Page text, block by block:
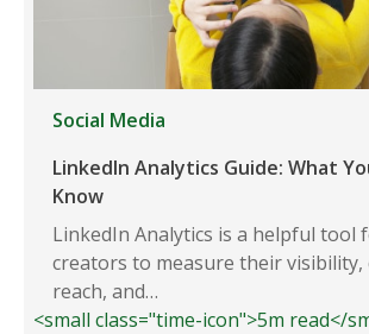
Social Media
LinkedIn Analytics Guide: What
Know
LinkedIn Analytics is a helpful tool
creators to measure their
reach, and…
<small class="time-icon">5m read</